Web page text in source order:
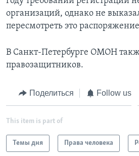
организаций, однако не
пересмотреть это
В Санкт-Петербурге ОМОН
правозащитников.
Поделиться Follow us
This item is part of
Темы дня Права человека